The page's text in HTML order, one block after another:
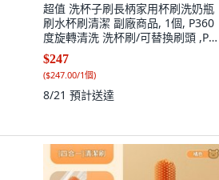
超值 洗杯子刷長柄家用杯刷洗奶瓶
刷水杯刷清潔 副廠商品, 1個, P360
度旋轉清洗 洗杯刷/可替換刷頭 ,P進
口品質: 1個軟綿刷頭 替換專用w
$247
($247.00/1個)
8/21 預計送達